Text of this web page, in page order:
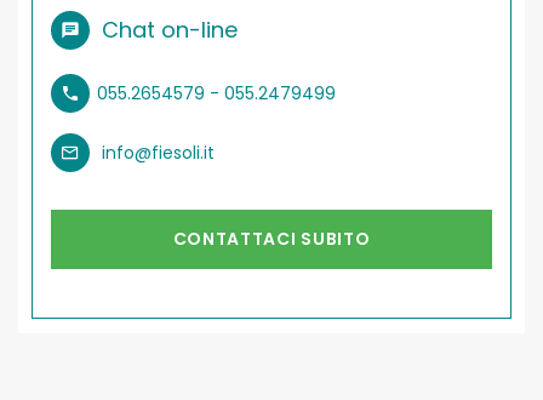
Chat on-line
055.2654579 - 055.2479499
info@fiesoli.it
CONTATTACI SUBITO